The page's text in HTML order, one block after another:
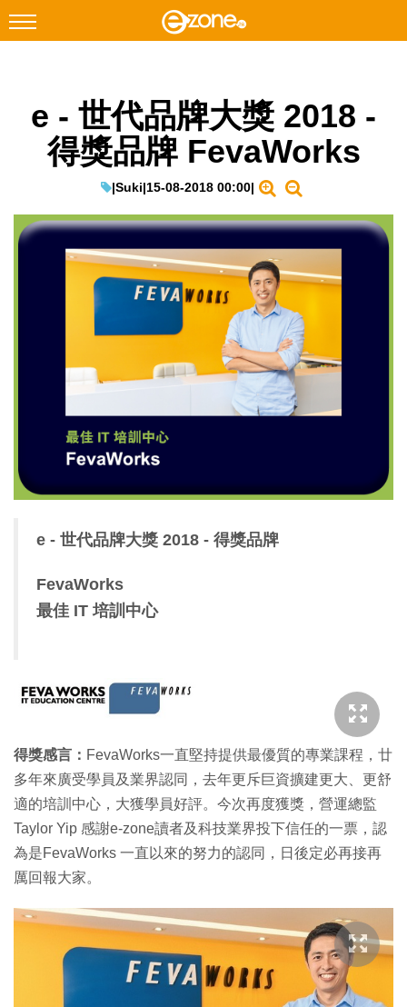
Facebook Instagram
科技焦點
遊戲動漫
教學評測
e - 世代品牌大獎 2018 -
得獎品牌 FevaWorks
|Suki|15-08-2018 00:00|
e - 世代品牌大獎 2018 - 得獎品牌
FevaWorks
最佳 IT 培訓中心
得獎感言： FevaWorks一直堅持提供最優質的專業課程，廿
多年來廣受學員及業界認同，去年更斥巨資擴建更大、更舒
適的培訓中心，大獲學員好評。今次再度獲獎，營運總監
Taylor Yip 感謝e-zone讀者及科技業界投下信任的一票，認
為是FevaWorks 一直以來的努力的認同，日後定必再接再
厲回報大家。